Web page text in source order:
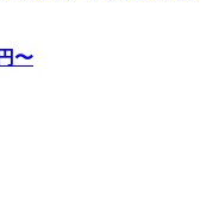
円〜